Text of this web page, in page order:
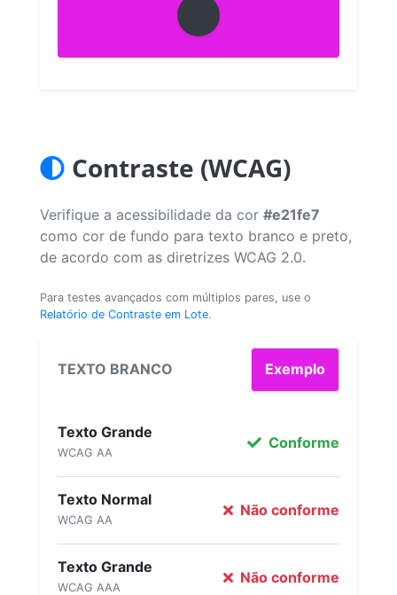
Contraste (WCAG)
Verifique a acessibilidade da cor #e21fe7
como cor de fundo para texto branco e preto,
de acordo com as diretrizes WCAG 2.0.
Para testes avançados com múltiplos pares, use o
Relatório de Contraste em Lote.
TEXTO BRANCO Exemplo
Texto Grande
WCAG AA
Conforme
Texto Normal
WCAG AA
Não conforme
Texto Grande
WCAG AAA
Não conforme